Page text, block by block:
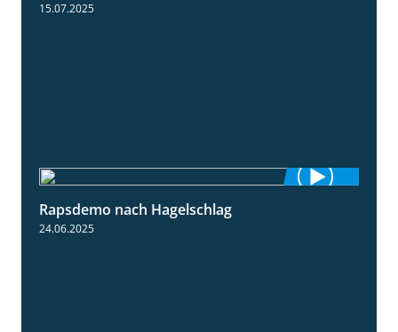
15.07.2025
Rapsdemo nach Hagelschlag
24.06.2025